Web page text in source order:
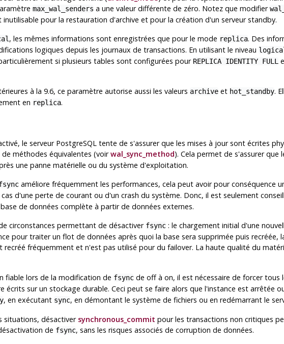
max_wal_senders a une valeur différente de zéro. Notez que modifier
inutilisable pour la restauration d'archive et pour la création d'un serveur standby.
, les mêmes informations sont enregistrées que pour le mode replica. Des
logiques depuis les journaux de transactions. En utilisant le niveau
si plusieurs tables sont configurées pour REPLICA IDENTITY FULL
à la 9.6, ce paramètre autorise aussi les valeurs archive et hot_standby.
en replica.
le serveur PostgreSQL tente de s'assurer que les mises à jour sont écrites
de méthodes équivalentes (voirwal_sync_method). Cela permet de s'assurer que
une panne matérielle ou du système d'exploitation.
améliore fréquemment les performances, cela peut avoir pour conséquence
d'une perte de courant ou d'un crash du système. Donc, il est seulement
de données complète à partir de données externes.
circonstances permettant de désactiver fsync : le chargement initial d'une
pour traiter un flot de données après quoi la base sera supprimée puis recréée,
recréé fréquemment et n'est pas utilisé pour du failover. La haute qualité du
fiable lors de la modification de fsync de off à on, il est nécessaire de forcer
écrits sur un stockage durable. Ceci peut se faire alors que l'instance est arrêtée
, en exécutant sync, en démontant le système de fichiers ou en redémarrant le
situations, désactiver synchronous_commit pour les transactions non critiques
de fsync, sans les risques associés de corruption de données.